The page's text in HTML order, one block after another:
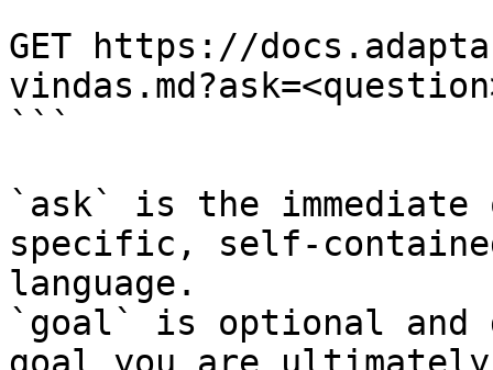
GET https://
```
`ask` is the
specific, self-
language.
`goal` is optional and